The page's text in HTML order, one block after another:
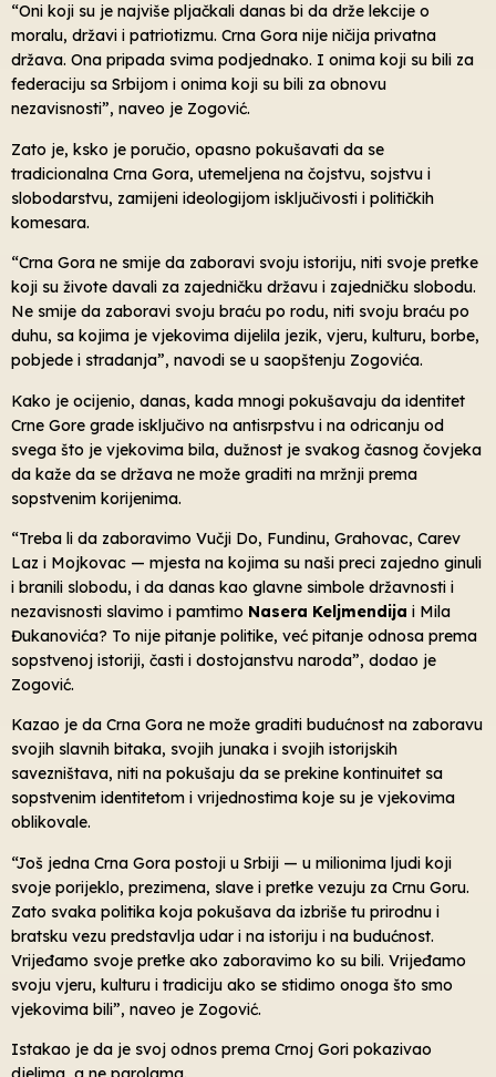
“Oni koji su je najviše pljačkali danas bi da drže lekcije o
moralu, državi i patriotizmu. Crna Gora nije ničija privatna
država. Ona pripada svima podjednako. I onima koji su bili za
federaciju sa Srbijom i onima koji su bili za obnovu
nezavisnosti”, naveo je Zogović.
Zato je, ksko je poručio, opasno pokušavati da se
tradicionalna Crna Gora, utemeljena na čojstvu, sojstvu i
slobodarstvu, zamijeni ideologijom isključivosti i političkih
komesara.
“Crna Gora ne smije da zaboravi svoju istoriju, niti svoje pretke
koji su živote davali za zajedničku državu i zajedničku slobodu.
Ne smije da zaboravi svoju braću po rodu, niti svoju braću po
duhu, sa kojima je vjekovima dijelila jezik, vjeru, kulturu, borbe,
pobjede i stradanja”, navodi se u saopštenju Zogovića.
Kako je ocijenio, danas, kada mnogi pokušavaju da identitet
Crne Gore grade isključivo na antisrpstvu i na odricanju od
svega što je vjekovima bila, dužnost je svakog časnog čovjeka
da kaže da se država ne može graditi na mržnji prema
sopstvenim korijenima.
“Treba li da zaboravimo Vučji Do, Fundinu, Grahovac, Carev
Laz i Mojkovac — mjesta na kojima su naši preci zajedno ginuli
i branili slobodu, i da danas kao glavne simbole državnosti i
nezavisnosti slavimo i pamtimo Nasera Keljmendija i Mila
Đukanovića? To nije pitanje politike, već pitanje odnosa prema
sopstvenoj istoriji, časti i dostojanstvu naroda”, dodao je
Zogović.
Kazao je da Crna Gora ne može graditi budućnost na zaboravu
svojih slavnih bitaka, svojih junaka i svojih istorijskih
savezništava, niti na pokušaju da se prekine kontinuitet sa
sopstvenim identitetom i vrijednostima koje su je vjekovima
oblikovale.
“Još jedna Crna Gora postoji u Srbiji — u milionima ljudi koji
svoje porijeklo, prezimena, slave i pretke vezuju za Crnu Goru.
Zato svaka politika koja pokušava da izbriše tu prirodnu i
bratsku vezu predstavlja udar i na istoriju i na budućnost.
Vrijeđamo svoje pretke ako zaboravimo ko su bili. Vrijeđamo
svoju vjeru, kulturu i tradiciju ako se stidimo onoga što smo
vjekovima bili”, naveo je Zogović.
Istakao je da je svoj odnos prema Crnoj Gori pokazivao